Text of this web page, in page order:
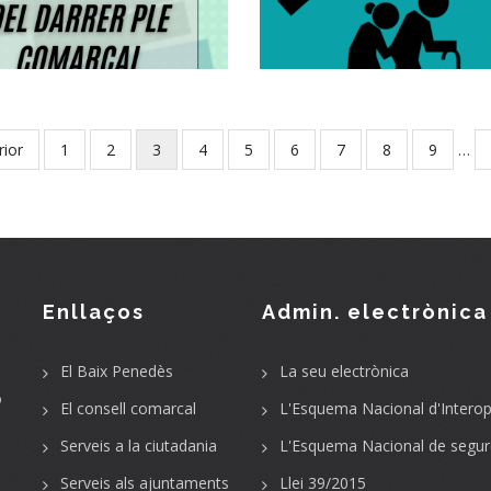
COMARCAL
Altres
65 Anys O Més
Altres, S. socials
Page
1 Page
2
Current
page
3 Page
4 Page
5 Page
6 Page
7 Page
8 Page
9 …
Enllaços
El Baix Penedès
El consell comarcal
Serveis a la ciutadania
Serveis als ajuntaments
Admin. electrònica
La seu electrònica
L'Esquema Nacional
L'Esquema Nacional de
Llei 39/2015